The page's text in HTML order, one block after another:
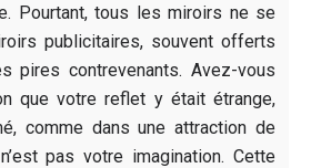
Pourtant, tous les miroirs ne se
publicitaires, souvent offerts
pires contrevenants. Avez-vous
que votre reflet y était étrange,
comme dans une attraction de
pas votre imagination. Cette